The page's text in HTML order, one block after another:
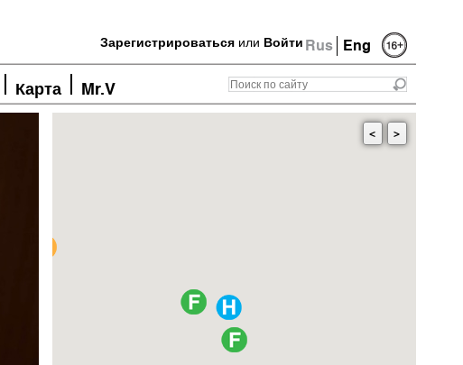
Rus Eng
Зарегистрироваться или Войти
Карта Mr.V
< >